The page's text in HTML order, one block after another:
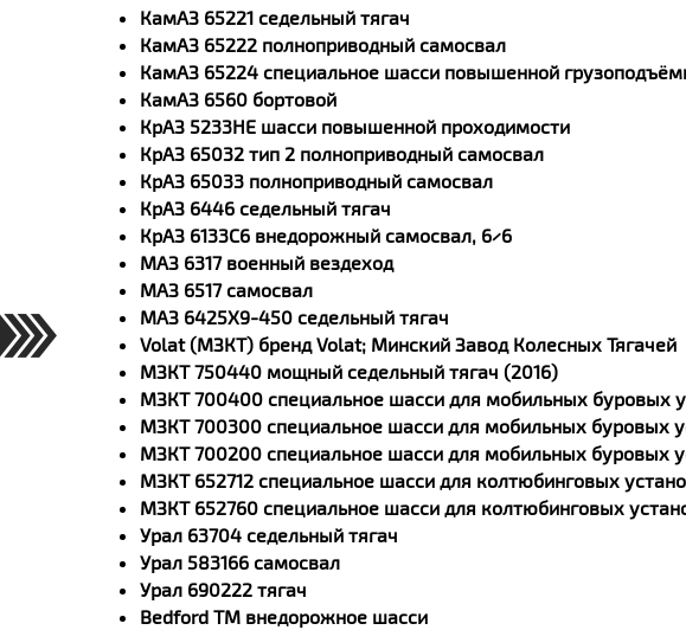
КамАЗ 65221 седельный тягач
КамАЗ 65222 полноприводный самосвал
КамАЗ 65224 специальное шасси повышенной
КамАЗ 6560 бортовой
КрАЗ 5233HE шасси повышенной проходимости
КрАЗ 65032 тип 2 полноприводный самосвал
КрАЗ 65033 полноприводный самосвал
КрАЗ 6446 седельный тягач
КрАЗ 6133С6 внедорожный самосвал, 6×6
МАЗ 6317 военный вездеход
МАЗ 6517 самосвал
МАЗ 6425X9-450 седельный тягач
Volat (МЗКТ) бренд Volat; Минский Завод Колесных Тягачей
МЗКТ 750440 мощный седельный тягач (2016)
МЗКТ 700400 специальное шасси для мобильных буровых
МЗКТ 700300 специальное шасси для мобильных буровых
МЗКТ 700200 специальное шасси для мобильных буровых
МЗКТ 652712 специальное шасси для колтюбинговых
МЗКТ 652760 специальное шасси для колтюбинговых
Урал 63704 седельный тягач
Урал 583166 самосвал
Урал 690222 тягач
Bedford TM внедорожное шасси